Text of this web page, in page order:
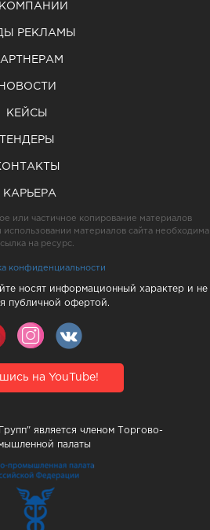
РЕКЛАМЫ
НОВОСТИ
КЕЙСЫ
ТЕНДЕРЫ
КАРЬЕРА
или частичное копирование материалов
материалов сайта необходима
на ресурс.
конфиденциальности
носят информационный характер и не
публичной офертой.
на YouTube!
является членом Торгово-
палаты